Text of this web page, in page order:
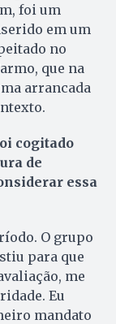
foi um
em um
no
que na
arrancada
cogitado
de
essa
O grupo
para que
me
Eu
mandato